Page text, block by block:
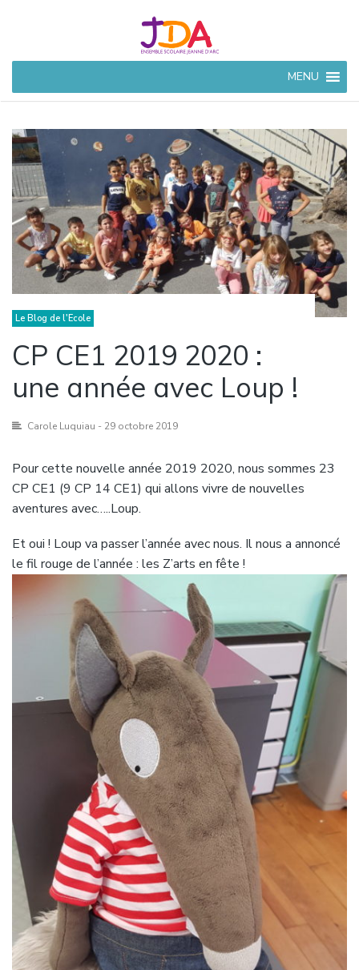
D'ARC
Ensemble Scolaire à
Civray (86)
MENU
Le Blog de l'Ecole
CP CE1 2019 2020 :
une année avec Loup !
Carole Luquiau - 29 octobre 2019
Pour cette nouvelle année 2019 2020, nous sommes 23
CP CE1 (9 CP 14 CE1) qui allons vivre de nouvelles
aventures avec…..Loup.
Et oui ! Loup va passer l’année avec nous. Il nous a annoncé
le fil rouge de l’année : les Z’arts en fête !